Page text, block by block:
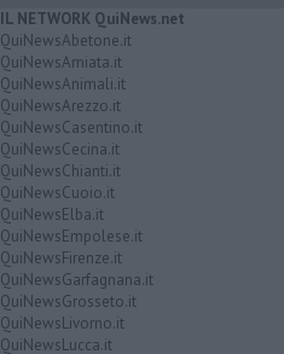
IL NETWORK QuiNews.net
QuiNewsAbetone.it
QuiNewsAmiata.it
QuiNewsAnimali.it
QuiNewsArezzo.it
QuiNewsCasentino.it
QuiNewsCecina.it
QuiNewsChianti.it
QuiNewsCuoio.it
QuiNewsElba.it
QuiNewsEmpolese.it
QuiNewsFirenze.it
QuiNewsGarfagnana.it
QuiNewsGrosseto.it
QuiNewsLivorno.it
QuiNewsLucca.it